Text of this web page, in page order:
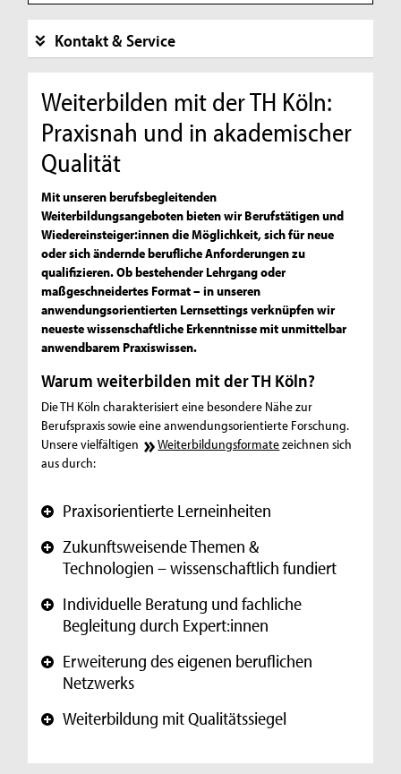
Kontakt & Service
Weiterbilden mit der TH Köln:
Praxisnah und in akademischer
Qualität
Mit unseren berufsbegleitenden
Weiterbildungsangeboten bieten wir Berufstätigen und
Wiedereinsteiger:innen die Möglichkeit, sich für neue
oder sich ändernde berufliche Anforderungen zu
qualifizieren. Ob bestehender Lehrgang oder
maßgeschneidertes Format – in unseren
anwendungsorientierten Lernsettings verknüpfen wir
neueste wissenschaftliche Erkenntnisse mit unmittelbar
anwendbarem Praxiswissen.
Warum weiterbilden mit der TH Köln?
Die TH Köln charakterisiert eine besondere Nähe zur
Berufspraxis sowie eine anwendungsorientierte Forschung.
Unsere vielfältigen
Weiterbildungsformatezeichnen sich
aus durch:
+ Praxisorientierte Lerneinheiten
+ Zukunftsweisende Themen &
Technologien – wissenschaftlich fundiert
+ Individuelle Beratung und fachliche
Begleitung durch Expert:innen
+ Erweiterung des eigenen beruflichen
Netzwerks
+ Weiterbildung mit Qualitätssiegel